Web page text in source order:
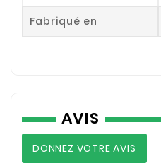
Fabriqué en
AVIS
DONNEZ VOTRE AVIS